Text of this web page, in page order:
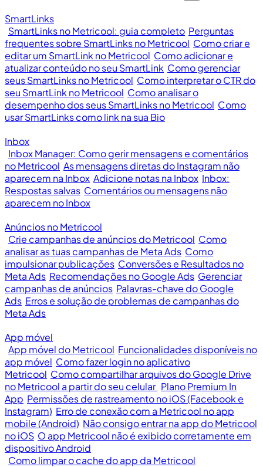
SmartLinks
SmartLinks no Metricool: guia completo Perguntas
frequentes sobre SmartLinks no Metricool Como criar e
editar um SmartLink no Metricool Como adicionar e
atualizar conteúdo no seu SmartLink Como gerenciar
seus SmartLinks no Metricool Como interpretar o CTR do
seu SmartLink no Metricool Como analisar o
desempenho dos seus SmartLinks no Metricool Como
usar SmartLinks como link na sua Bio
Inbox
Inbox Manager: Como gerir mensagens e comentários
no Metricool As mensagens diretas do Instagram não
aparecem na Inbox Adicione notas na Inbox Inbox:
Respostas salvas Comentários ou mensagens não
aparecem no Inbox
Anúncios no Metricool
Crie campanhas de anúncios do Metricool Como
analisar as tuas campanhas de Meta Ads Como
impulsionar publicações Conversões e Resultados no
Meta Ads Recomendações no Google Ads Gerenciar
campanhas de anúncios Palavras-chave do Google
Ads Erros e solução de problemas de campanhas do
Meta Ads
App móvel
App móvel do Metricool Funcionalidades disponíveis no
app móvel Como fazer login no aplicativo
Metricool Como compartilhar arquivos do Google Drive
no Metricool a partir do seu celular Plano Premium In
App Permissões de rastreamento no iOS (Facebook e
Instagram) Erro de conexão com a Metricool no app
mobile (Android) Não consigo entrar na app do Metricool
no iOS O app Metricool não é exibido corretamente em
dispositivo Android
Como limpar o cache do app da Metricool